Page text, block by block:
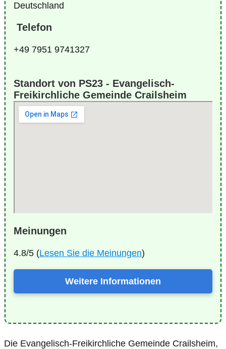
Deutschland
Telefon
+49 7951 9741327
Standort von PS23 - Evangelisch-
Freikirchliche Gemeinde Crailsheim
Meinungen
4.8/5 (Lesen Sie die Meinungen)
Weitere Informationen
Die Evangelisch-Freikirchliche Gemeinde Crailsheim,